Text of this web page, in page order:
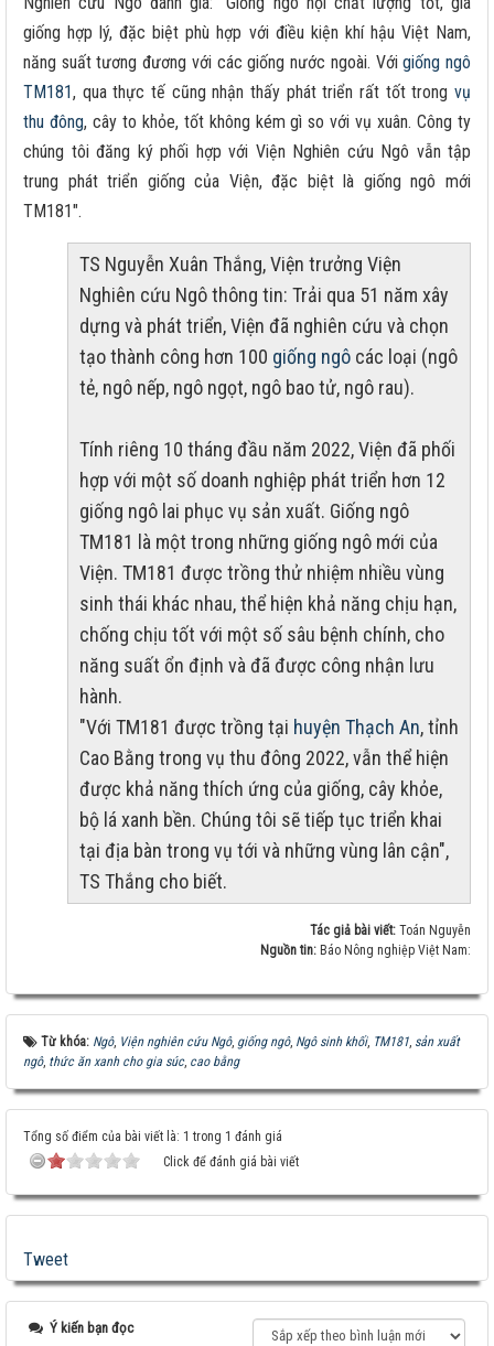
giống hợp lý, đặc biệt phù hợp với điều kiện khí hậu Việt Nam,
năng suất tương đương với các giống nước ngoài. Vớigiống ngô
TM181, qua thực tế cũng nhận thấy phát triển rất tốt trong vụ
thu đông, cây to khỏe, tốt không kém gì so với vụ xuân. Công ty
chúng tôi đăng ký phối hợp với Viện Nghiên cứu Ngô vẫn tập
trung phát triển giống của Viện, đặc biệt là giống ngô mới
TM181".
TS Nguyễn Xuân Thắng, Viện trưởng Viện
Nghiên cứu Ngô thông tin: Trải qua 51 năm xây
dựng và phát triển, Viện đã nghiên cứu và chọn
tạo thành công hơn 100 giống ngô các loại (ngô
tẻ, ngô nếp, ngô ngọt, ngô bao tử, ngô rau).
Tính riêng 10 tháng đầu năm 2022, Viện đã phối
hợp với một số doanh nghiệp phát triển hơn 12
giống ngô lai phục vụ sản xuất. Giống ngô
TM181 là một trong những giống ngô mới của
Viện. TM181 được trồng thử nhiệm nhiều vùng
sinh thái khác nhau, thể hiện khả năng chịu hạn,
chống chịu tốt với một số sâu bệnh chính, cho
năng suất ổn định và đã được công nhận lưu
hành.
"Với TM181 được trồng tại huyện Thạch An, tỉnh
Cao Bằng trong vụ thu đông 2022, vẫn thể hiện
được khả năng thích ứng của giống, cây khỏe,
bộ lá xanh bền. Chúng tôi sẽ tiếp tục triển khai
tại địa bàn trong vụ tới và những vùng lân cận",
TS Thắng cho biết.
Tác giả bài viết: Toán Nguyễn
Nguồn tin: Báo Nông nghiệp Việt Nam:
Từ khóa: Ngô, Viện nghiên cứu Ngô, giống ngô, Ngô sinh khối, TM181 sản xuất
ngô, thức ăn xanh cho gia súc, cao bằng
Tổng số điểm của bài viết là: 1 trong 1 đánh giá
Click để đánh giá bài viết
Tweet
Ý kiến bạn đọc